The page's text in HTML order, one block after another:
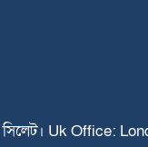
সিলেট। Uk Office: